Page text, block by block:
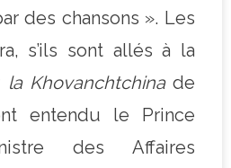
des chansons ». Les
s’ils sont allés à la
la Khovanchtchinade
entendu le Prince
des Affaires